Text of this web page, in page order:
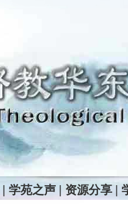
学苑之声 资源分享